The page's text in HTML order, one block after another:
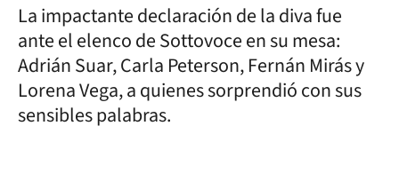
La impactante declaración de la diva fue
ante el elenco de Sottovoce en su mesa:
Adrián Suar, Carla Peterson, Fernán Mirás y
Lorena Vega, a quienes sorprendió con sus
sensibles palabras.